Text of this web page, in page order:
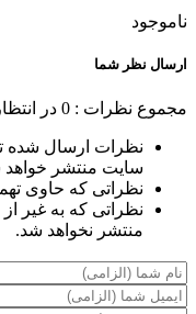
ناموجود
ارسال نظر شما
مجموع نظرات : 0 در
نظرات ارسال شده
سایت منتشر
نظراتی که حاوی
نظراتی که به غیر
منتشر نخواهد شد.